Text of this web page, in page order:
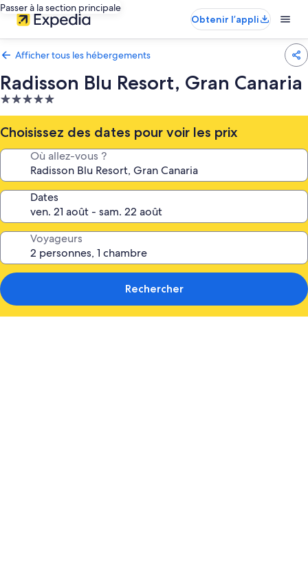
Passer à la section principale
Obtenir l’appli
Afficher tous les hébergements
Radisson Blu Resort, Gran Canaria
Hébergement
5.0 étoiles
Choisissez des dates pour voir les prix
Où allez-vous ?
Dates
Voyageurs
Rechercher